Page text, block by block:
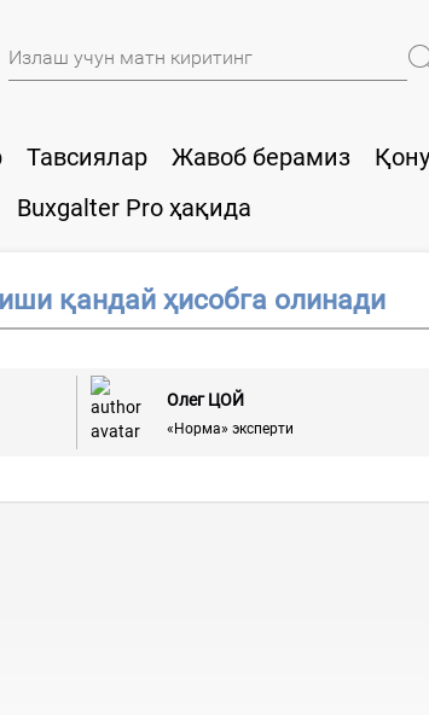
Тавсиялар Жавоб берамиз
Buxgalter Pro ҳақида
қандай ҳисобга олинади
Олег ЦОЙ
«Норма» эксперти